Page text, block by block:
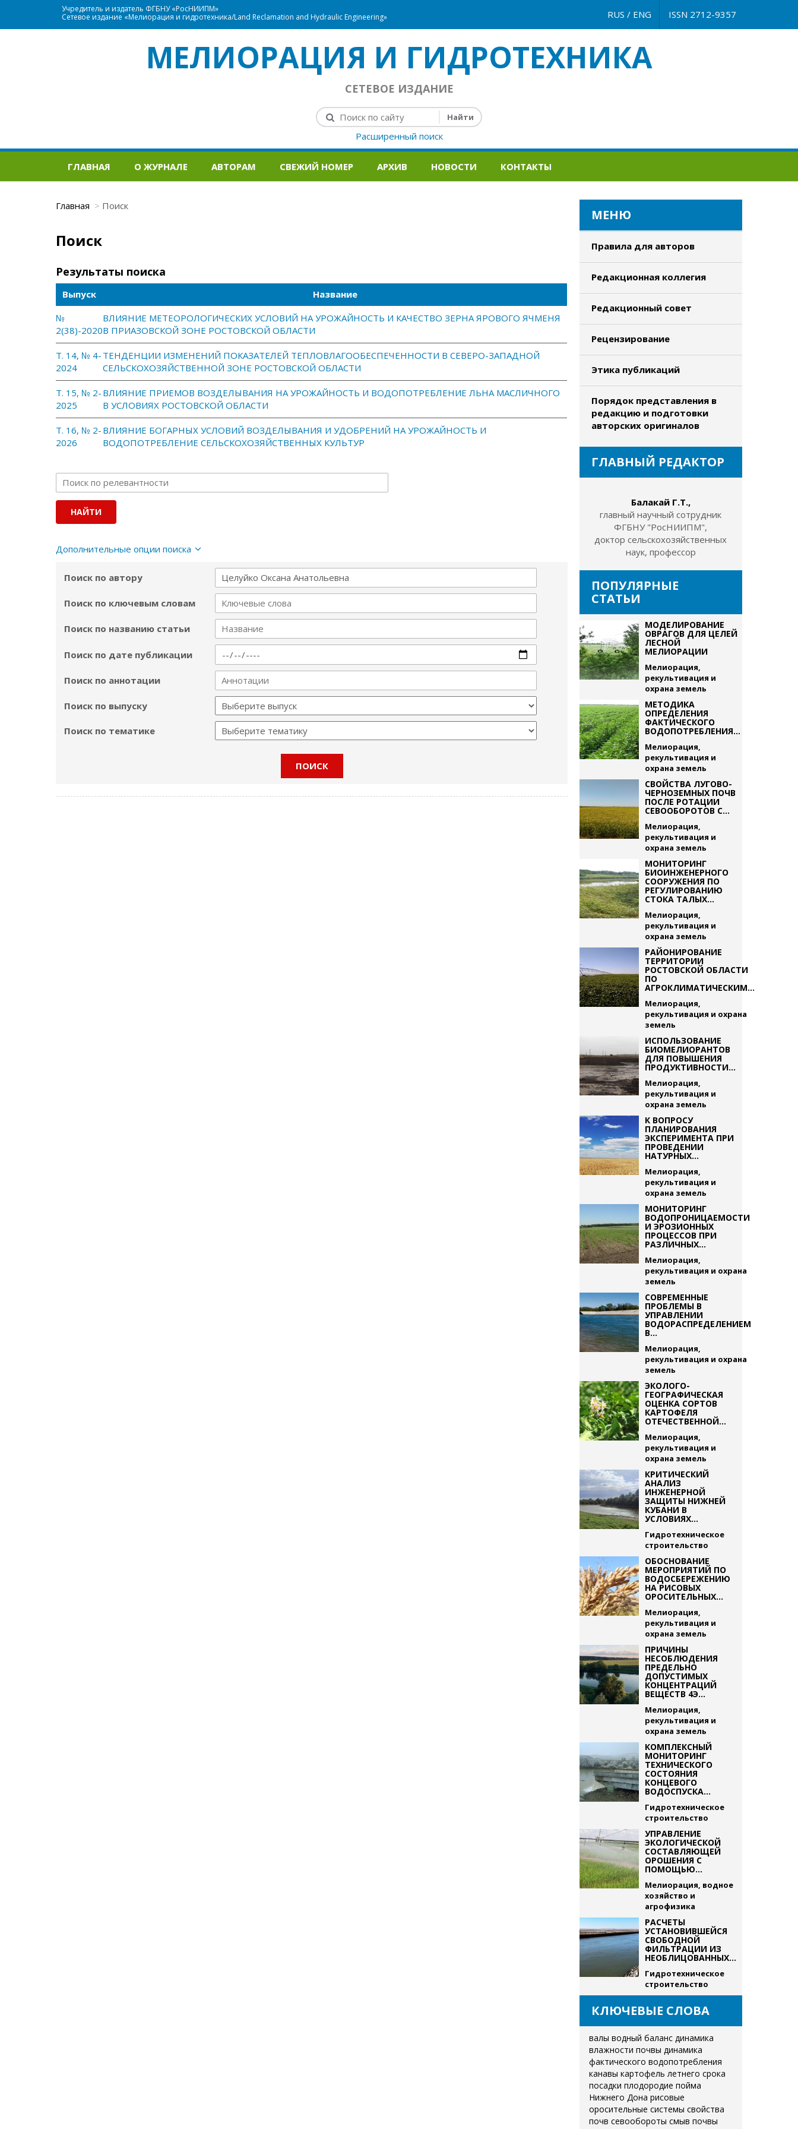
Учредитель и издатель ФГБНУ «РосНИИПМ»
Сетевое издание «Мелиорация и гидротехника/Land Reclamation and Hydraulic Engineering»
ISSN 2712-9357
RUS / ENG
МЕЛИОРАЦИЯ И ГИДРОТЕХНИКА
СЕТЕВОЕ ИЗДАНИЕ
Расширенный поиск
ГЛАВНАЯ О ЖУРНАЛЕ АВТОРАМ СВЕЖИЙ НОМЕР АРХИВ НОВОСТИ КОНТАКТЫ
Главная Поиск
Поиск
Результаты поиска
Выпуск
Название
№
2(38)-2020
ВЛИЯНИЕ МЕТЕОРОЛОГИЧЕСКИХ УСЛОВИЙ НА УРОЖАЙНОСТЬ И КАЧЕСТВО ЗЕРНА ЯРОВОГО ЯЧМЕНЯ
В ПРИАЗОВСКОЙ ЗОНЕ РОСТОВСКОЙ ОБЛАСТИ
Т. 14, № 4-
2024
ТЕНДЕНЦИИ ИЗМЕНЕНИЙ ПОКАЗАТЕЛЕЙ ТЕПЛОВЛАГООБЕСПЕЧЕННОСТИ В СЕВЕРО-ЗАПАДНОЙ
СЕЛЬСКОХОЗЯЙСТВЕННОЙ ЗОНЕ РОСТОВСКОЙ ОБЛАСТИ
Т. 15, № 2-
2025
ВЛИЯНИЕ ПРИЕМОВ ВОЗДЕЛЫВАНИЯ НА УРОЖАЙНОСТЬ И ВОДОПОТРЕБЛЕНИЕ ЛЬНА МАСЛИЧНОГО
В УСЛОВИЯХ РОСТОВСКОЙ ОБЛАСТИ
Т. 16, № 2-
2026
ВЛИЯНИЕ БОГАРНЫХ УСЛОВИЙ ВОЗДЕЛЫВАНИЯ И УДОБРЕНИЙ НА УРОЖАЙНОСТЬ И
ВОДОПОТРЕБЛЕНИЕ СЕЛЬСКОХОЗЯЙСТВЕННЫХ КУЛЬТУР
Дополнительные опции поиска
Поиск по автору
Поиск по ключевым словам
Поиск по названию статьи
Поиск по дате публикации
Поиск по аннотации
Поиск по выпуску
Поиск по тематике
МЕНЮ
Правила для авторов
Редакционная коллегия
Редакционный совет
Рецензирование
Этика публикаций
Порядок представления в
редакцию и подготовки
авторских оригиналов
ГЛАВНЫЙ РЕДАКТОР
Балакай Г.Т.,
главный научный сотрудник
ФГБНУ "РосНИИПМ",
доктор сельскохозяйственных
наук, профессор
ПОПУЛЯРНЫЕ
СТАТЬИ
МОДЕЛИРОВАНИЕ
ОВРАГОВ ДЛЯ ЦЕЛЕЙ
ЛЕСНОЙ
МЕЛИОРАЦИИ
Мелиорация,
рекультивация и
охрана земель
МЕТОДИКА
ОПРЕДЕЛЕНИЯ
ФАКТИЧЕСКОГО
ВОДОПОТРЕБЛЕНИЯ...
Мелиорация,
рекультивация и
охрана земель
СВОЙСТВА ЛУГОВО-
ЧЕРНОЗЕМНЫХ ПОЧВ
ПОСЛЕ РОТАЦИИ
СЕВООБОРОТОВ С...
Мелиорация,
рекультивация и
охрана земель
МОНИТОРИНГ
БИОИНЖЕНЕРНОГО
СООРУЖЕНИЯ ПО
РЕГУЛИРОВАНИЮ
СТОКА ТАЛЫХ...
Мелиорация,
рекультивация и
охрана земель
РАЙОНИРОВАНИЕ
ТЕРРИТОРИИ
РОСТОВСКОЙ ОБЛАСТИ
ПО
АГРОКЛИМАТИЧЕСКИМ...
Мелиорация,
рекультивация и охрана
земель
ИСПОЛЬЗОВАНИЕ
БИОМЕЛИОРАНТОВ
ДЛЯ ПОВЫШЕНИЯ
ПРОДУКТИВНОСТИ...
Мелиорация,
рекультивация и
охрана земель
К ВОПРОСУ
ПЛАНИРОВАНИЯ
ЭКСПЕРИМЕНТА ПРИ
ПРОВЕДЕНИИ
НАТУРНЫХ...
Мелиорация,
рекультивация и
охрана земель
МОНИТОРИНГ
ВОДОПРОНИЦАЕМОСТИ
И ЭРОЗИОННЫХ
ПРОЦЕССОВ ПРИ
РАЗЛИЧНЫХ...
Мелиорация,
рекультивация и охрана
земель
СОВРЕМЕННЫЕ
ПРОБЛЕМЫ В
УПРАВЛЕНИИ
ВОДОРАСПРЕДЕЛЕНИЕМ
В...
Мелиорация,
рекультивация и охрана
земель
ЭКОЛОГО-
ГЕОГРАФИЧЕСКАЯ
ОЦЕНКА СОРТОВ
КАРТОФЕЛЯ
ОТЕЧЕСТВЕННОЙ...
Мелиорация,
рекультивация и
охрана земель
КРИТИЧЕСКИЙ
АНАЛИЗ
ИНЖЕНЕРНОЙ
ЗАЩИТЫ НИЖНЕЙ
КУБАНИ В
УСЛОВИЯХ...
Гидротехническое
строительство
ОБОСНОВАНИЕ
МЕРОПРИЯТИЙ ПО
ВОДОСБЕРЕЖЕНИЮ
НА РИСОВЫХ
ОРОСИТЕЛЬНЫХ...
Мелиорация,
рекультивация и
охрана земель
ПРИЧИНЫ
НЕСОБЛЮДЕНИЯ
ПРЕДЕЛЬНО
ДОПУСТИМЫХ
КОНЦЕНТРАЦИЙ
ВЕЩЕСТВ 4Э...
Мелиорация,
рекультивация и
охрана земель
КОМПЛЕКСНЫЙ
МОНИТОРИНГ
ТЕХНИЧЕСКОГО
СОСТОЯНИЯ
КОНЦЕВОГО
ВОДОСПУСКА...
Гидротехническое
строительство
УПРАВЛЕНИЕ
ЭКОЛОГИЧЕСКОЙ
СОСТАВЛЯЮЩЕЙ
ОРОШЕНИЯ С
ПОМОЩЬЮ...
Мелиорация, водное
хозяйство и
агрофизика
РАСЧЕТЫ
УСТАНОВИВШЕЙСЯ
СВОБОДНОЙ
ФИЛЬТРАЦИИ ИЗ
НЕОБЛИЦОВАННЫХ...
Гидротехническое
строительство
КЛЮЧЕВЫЕ СЛОВА
валы водный баланс динамика
влажности почвы динамика
фактического водопотребления
канавы картофель летнего срока
посадки плодородие пойма
Нижнего Дона рисовые
оросительные системы свойства
почв севообороты смыв почвы